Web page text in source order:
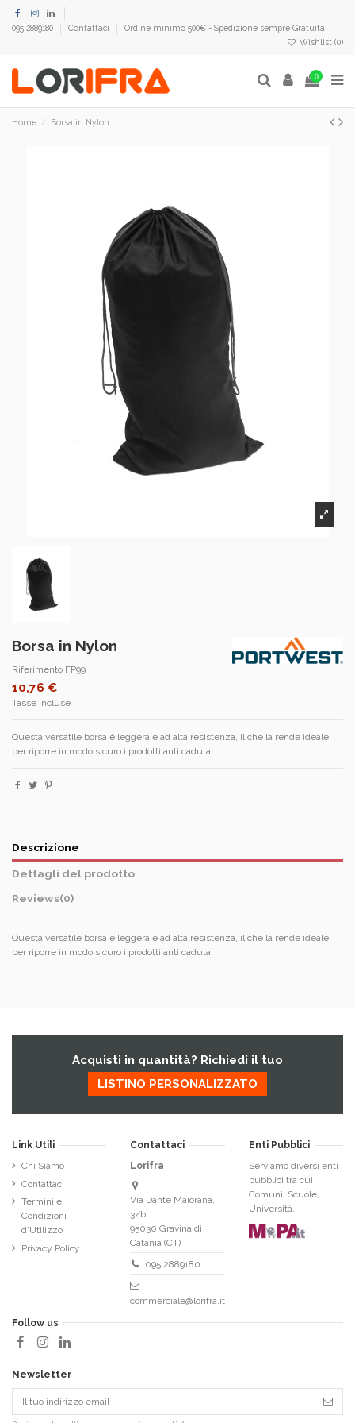
095 2889180 Contattaci
Ordine minimo 500€ - Spedizione sempre Gratuita
Wishlist (0)
0
Home Borsa in Nylon
Borsa in Nylon
Riferimento FP99
10,76 €
Tasse incluse
Questa versatile borsa è leggera e ad alta resistenza, il che la rende ideale
per riporre in modo sicuro i prodotti anti caduta.
Descrizione
Dettagli del prodotto
Reviews(0)
Questa versatile borsa è leggera e ad alta resistenza, il che la rende ideale
per riporre in modo sicuro i prodotti anti caduta.
Acquisti in quantità? Richiedi il tuo
LISTINO PERSONALIZZATO
Link Utili
Chi Siamo
Contattaci
Termini e
Condizioni
d'Utilizzo
Privacy Policy
Contattaci
Lorifra
Via Dante Maiorana,
3/b
95030 Gravina di
Catania (CT)
095 2889180
commerciale@lorifra.it
Enti Pubblici
Serviamo diversi enti
pubblici tra cui
Comuni, Scuole,
Università.
Follow us
Newsletter